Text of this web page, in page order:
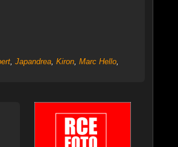
, Japandrea, Kiron, Marc Hello,